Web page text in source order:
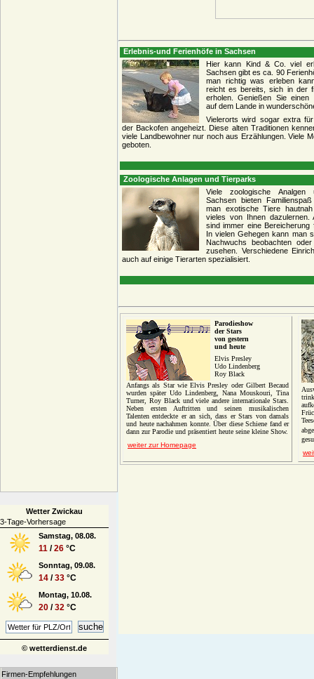
Wetter Zwickau
3-Tage-Vorhersage
Samstag, 08.08.
11 /26 °C
Sonntag, 09.08.
14 /33 °C
Montag, 10.08.
20 /32 °C
© wetterdienst.de
Firmen-Empfehlungen
Erlebnis-und Ferienhöfe in Sachsen
Hier kann Kind & Co. viel
Sachsen gibt es ca. 90
man richtig was erleben
reicht es bereits, sich in der
erholen. Genießen Sie einen
auf dem Lande in
Vielerorts wird sogar extra
der Backofen angeheizt. Diese alten Traditionen
viele Landbewohner nur noch aus Erzählungen. Viele
geboten.
Zoologische Anlagen und Tierparks
Viele zoologische
Sachsen bieten
man exotische Tiere
vieles von Ihnen dazulernen.
sind immer eine
In vielen Gehegen kann man
Nachwuchs beobachten
zusehen. Verschiedene
auch auf einige Tierarten spezialisiert.
Parodieshow
der Stars
von gestern
und heute
Elvis Presley
Udo Lindenberg
Roy Black
Anfangs als Star wie Elvis Presley oder Gilbert Becaud
wurden später Udo Lindenberg, Nana Mouskouri, Tina
Turner, Roy Black und viele andere internationale Stars.
Neben ersten Auftritten und seinen musikalischen
Talenten entdeckte er an sich, dass er Stars von damals
und heute nachahmen konnte. Über diese Schiene fand er
dann zur Parodie und präsentiert heute seine kleine Show.
weiter zur Homepage